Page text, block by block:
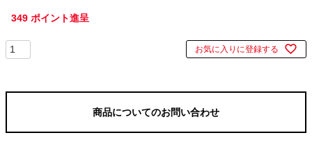
349 ポイント進呈
お気に入りに登録する
商品についてのお問い合わせ